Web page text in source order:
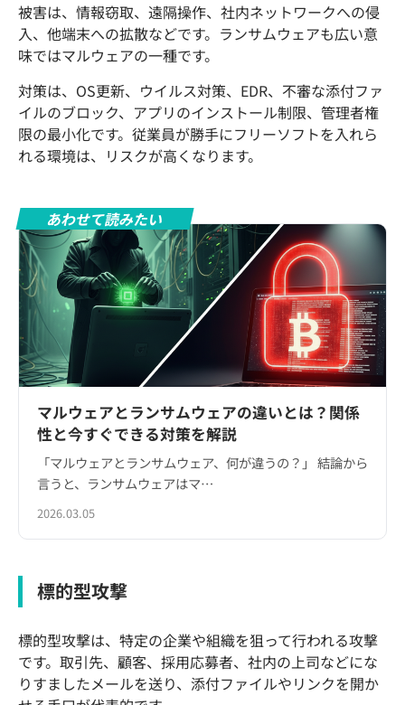
被害は、情報窃取、遠隔操作、社内ネットワークへの侵
入、他端末への拡散などです。ランサムウェアも広い意
味ではマルウェアの一種です。
対策は、OS更新、ウイルス対策、EDR、不審な添付ファ
イルのブロック、アプリのインストール制限、管理者権
限の最小化です。従業員が勝手にフリーソフトを入れら
れる環境は、リスクが高くなります。
あわせて読みたい
マルウェアとランサムウェアの違いとは？関係
性と今すぐできる対策を解説
「マルウェアとランサムウェア、何が違うの？」 結論から
言うと、ランサムウェアはマ…
2026.03.05
標的型攻撃
標的型攻撃は、特定の企業や組織を狙って行われる攻撃
です。取引先、顧客、採用応募者、社内の上司などにな
りすましたメールを送り、添付ファイルやリンクを開か